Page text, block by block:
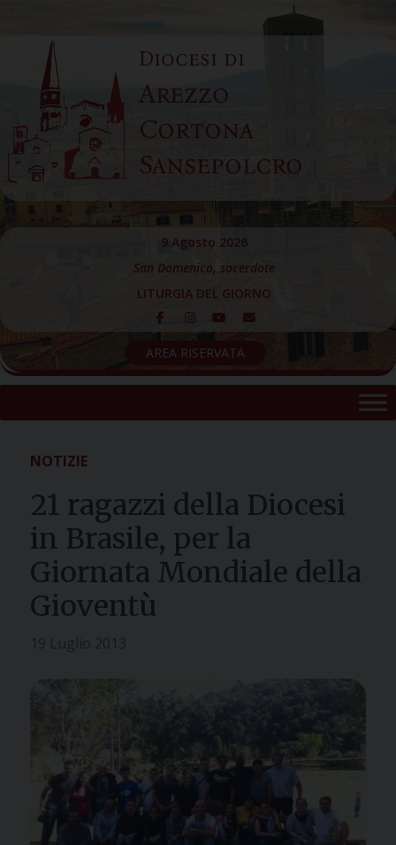
content
Diocesi di
Arezzo
Cortona
Sansepolcro
9 Agosto 2026
San Domenico, sacerdote
LITURGIA DEL GIORNO
AREA RISERVATA
NOTIZIE
21 ragazzi della Diocesi
in Brasile, per la
Giornata Mondiale della
Gioventù